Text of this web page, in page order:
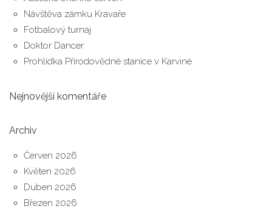
Návštěva zámku Kravaře
Fotbalový turnaj
Doktor Dancer
Prohlídka Přírodovědné stanice v Karviné
Nejnovější komentáře
Archiv
Červen 2026
Květen 2026
Duben 2026
Březen 2026